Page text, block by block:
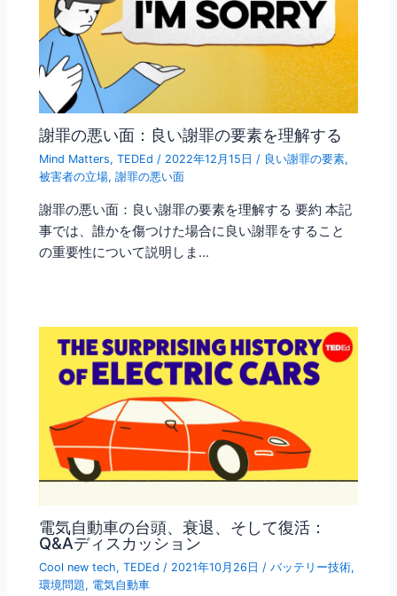
謝罪の悪い面：良い謝罪の要素を理解する
Mind Matters,TEDEd / 2022年12月15日/ 良い謝罪の要素,
被害者の立場,謝罪の悪い面
謝罪の悪い面：良い謝罪の要素を理解する 要約 本記
事では、誰かを傷つけた場合に良い謝罪をすること
の重要性について説明しま…
電気自動車の台頭、衰退、そして復活：
Q&Aディスカッション
Cool new tech,TEDEd / 2021年10月26日 /バッテリー技術,
環境問題, 電気自動車